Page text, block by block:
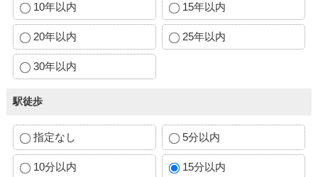
10年以内 15年以内
20年以内 25年以内
30年以内
駅徒歩
指定なし 5分以内
10分以内 15分以内